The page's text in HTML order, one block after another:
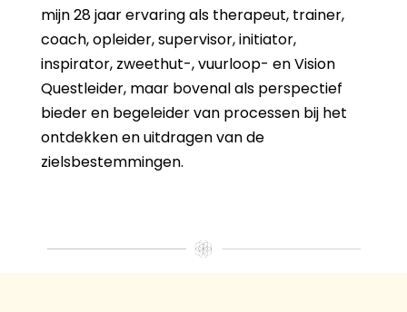
mijn 28 jaar ervaring als therapeut, trainer,
coach, opleider, supervisor, initiator,
inspirator, zweethut-, vuurloop- en Vision
Questleider, maar bovenal als perspectief
bieder en begeleider van processen bij het
ontdekken en uitdragen van de
zielsbestemmingen.